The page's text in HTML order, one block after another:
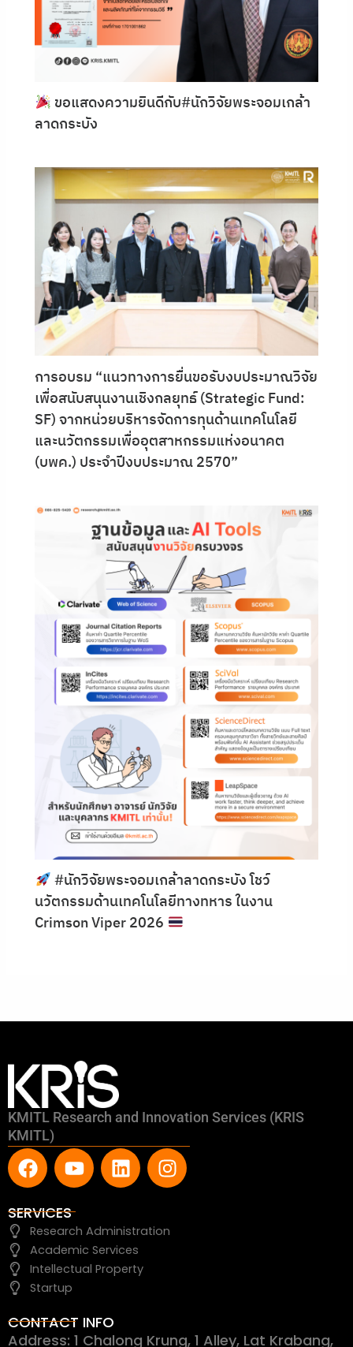
ขอแสดงความยินดีกับ#นักวิจัยพระจอมเกล้า
ลาดกระบัง
การอบรม “แนวทางการยื่นขอรับงบประมาณวิจัย
เพื่อสนับสนุนงานเชิงกลยุทธ์ (Strategic Fund:
SF) จากหน่วยบริหารจัดการทุนด้านเทคโนโลยี
และนวัตกรรมเพื่ออุตสาหกรรมแห่งอนาคต
(บพค.) ประจำปีงบประมาณ 2570”
#นักวิจัยพระจอมเกล้าลาดกระบัง โชว์
นวัตกรรมด้านเทคโนโลยีทางทหาร ในงาน
Crimson Viper 2026
KMITL Research and Innovation Services (KRIS
KMITL)
F
a
c
e
b
o
o
k
Y
o
u
t
u
b
e
L
i
n
e
d
i
I
n
s
a
SERVICES
Research Administration
Academic Services
Intellectual Property
Startup
CONTACT INFO
Address: 1 Chalong Krung, 1 Alley, Lat Krabang,